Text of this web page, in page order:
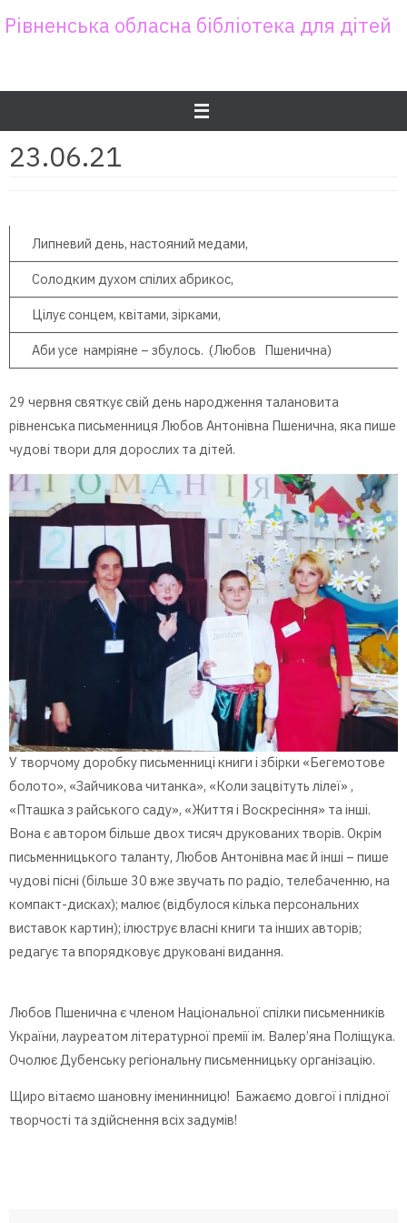
toРівненська обласна бібліотека для дітей
23.06.21
Липневий день, настояний медами,
Солодким духом спілих абрикос,
Цілує сонцем, квітами, зірками,
Аби усе намріяне – збулось. (Любов Пшенична)
29 червня святкує свій день народження талановита
рівненська письменниця Любов Антонівна Пшенична, яка пише
чудові твори для дорослих та дітей.
У творчому доробку письменниці книги і збірки «Бегемотове
болото», «Зайчикова читанка», «Коли зацвітуть лілеї» ,
«Пташка з райського саду», «Життя і Воскресіння» та інші.
Вона є автором більше двох тисяч друкованих творів. Окрім
письменницького таланту, Любов Антонівна має й інші – пише
чудові пісні (більше 30 вже звучать по радіо, телебаченню, на
компакт-дисках); малює (відбулося кілька персональних
виставок картин); ілюструє власні книги та інших авторів;
редагує та впорядковує друковані видання.
Любов Пшенична є членом Національної спілки письменників
України, лауреатом літературної премії ім. Валер’яна Поліщука.
Очолює Дубенську регіональну письменницьку організацію.
Щиро вітаємо шановну іменинницю! Бажаємо довгої і плідної
творчості та здійснення всіх задумів!